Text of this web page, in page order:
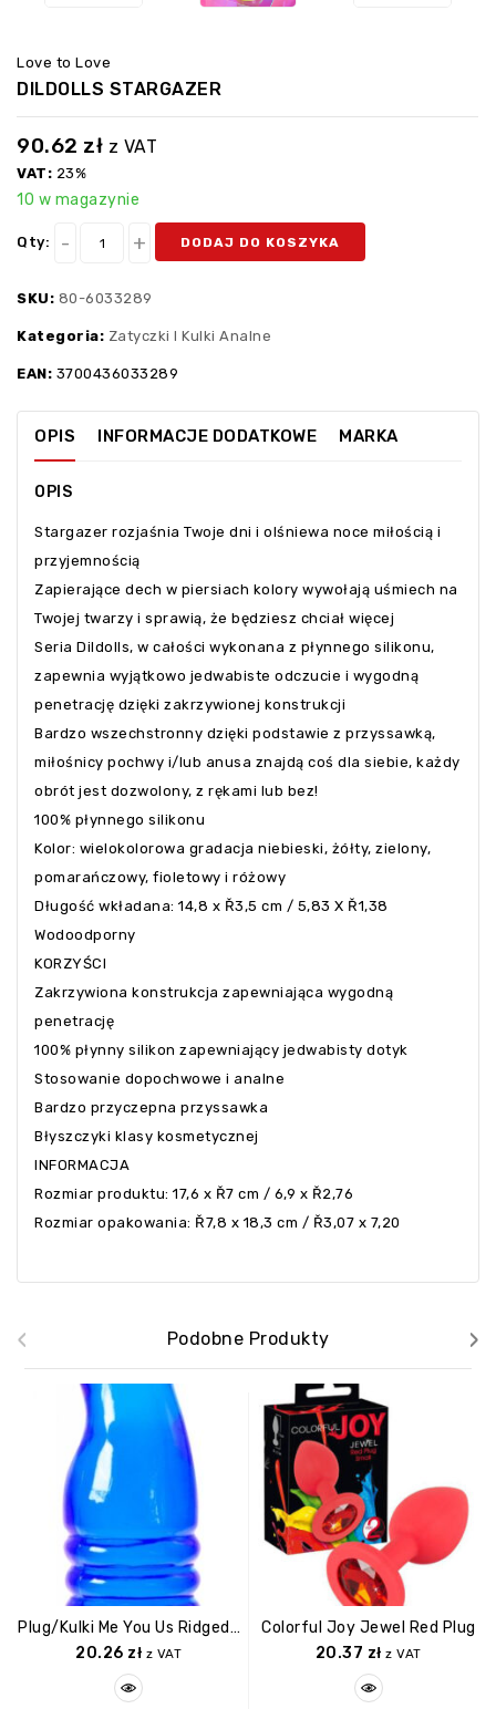
Love to Love
DILDOLLS STARGAZER
90.62 zł z VAT
VAT: 23%
10 w magazynie
Qty: DODAJ DO KOSZYKA
SKU: 80-6033289
Kategoria: Zatyczki I Kulki Analne
EAN: 3700436033289
OPIS INFORMACJE DODATKOWE MARKA
OPIS
Stargazer rozjaśnia Twoje dni i olśniewa noce miłością i
przyjemnością
Zapierające dech w piersiach kolory wywołają uśmiech na
Twojej twarzy i sprawią, że będziesz chciał więcej
Seria Dildolls, w całości wykonana z płynnego silikonu,
zapewnia wyjątkowo jedwabiste odczucie i wygodną
penetrację dzięki zakrzywionej konstrukcji
Bardzo wszechstronny dzięki podstawie z przyssawką,
miłośnicy pochwy i/lub anusa znajdą coś dla siebie, każdy
obrót jest dozwolony, z rękami lub bez!
100% płynnego silikonu
Kolor: wielokolorowa gradacja niebieski, żółty, zielony,
pomarańczowy, fioletowy i różowy
Długość wkładana: 14,8 x Ř3,5 cm / 5,83 X Ř1,38
Wodoodporny
KORZYŚCI
Zakrzywiona konstrukcja zapewniająca wygodną
penetrację
100% płynny silikon zapewniający jedwabisty dotyk
Stosowanie dopochwowe i analne
Bardzo przyczepna przyssawka
Błyszczyki klasy kosmetycznej
INFORMACJA
Rozmiar produktu: 17,6 x Ř7 cm / 6,9 x Ř2,76
Rozmiar opakowania: Ř7,8 x 18,3 cm / Ř3,07 x 7,20
Podobne Produkty
Plug/kulki Me You Us Ridged Anal Teaser Blue
20.26 zł z VAT
Colorful Joy Jewel Red Plug
20.37 zł z VAT
‹ ›